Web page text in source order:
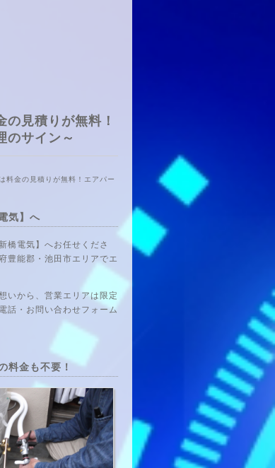
見積りが無料！
のサイン～
料金の見積りが無料！エアパー
気】へ
橋電気】へお任せくださ
豊能郡・池田市エリアでエ
いから、営業エリアは限定
話・お問い合わせフォーム
料金も不要！